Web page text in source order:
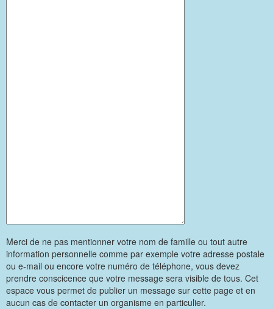
Merci de ne pas mentionner votre nom de famille ou tout autre
information personnelle comme par exemple votre adresse postale
ou e-mail ou encore votre numéro de téléphone, vous devez
prendre conscicence que votre message sera visible de tous. Cet
espace vous permet de publier un message sur cette page et en
aucun cas de contacter un organisme en particulier.